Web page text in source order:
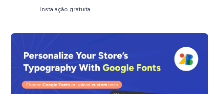
Instalação gratuita